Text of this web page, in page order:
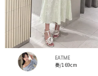
EATME
奏/169cm